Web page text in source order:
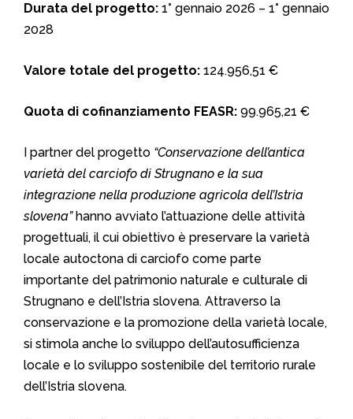
Durata del progetto: 1° gennaio 2026 – 1° gennaio
2028
Valore totale del progetto: 124.956,51 €
Quota di cofinanziamento FEASR: 99.965,21 €
I partner del progetto “Conservazione dell’antica
varietà del carciofo di Strugnano e la sua
integrazione nella produzione agricola dell’Istria
slovena”hanno avviato l’attuazione delle attività
progettuali, il cui obiettivo è preservare la varietà
locale autoctona di carciofo come parte
importante del patrimonio naturale e culturale di
Strugnano e dell’Istria slovena. Attraverso la
conservazione e la promozione della varietà locale,
si stimola anche lo sviluppo dell’autosufficienza
locale e lo sviluppo sostenibile del territorio rurale
dell’Istria slovena.